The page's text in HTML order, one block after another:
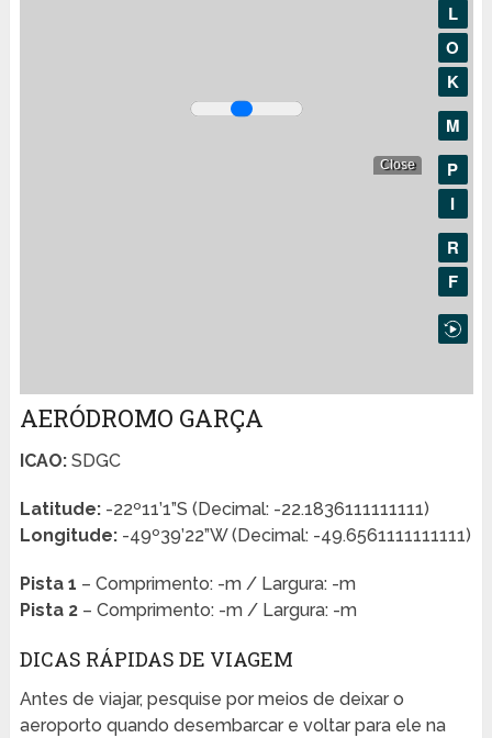
AERÓDROMO GARÇA
ICAO:SDGC
Latitude:-22º11’1”S (Decimal: -22.1836111111111)
Longitude:-49º39’22”W (Decimal: -49.6561111111111)
Pista 1 – Comprimento: -m / Largura: -m
Pista 2– Comprimento: -m / Largura: -m
DICAS RÁPIDAS DE VIAGEM
Antes de viajar, pesquise por meios de deixar o
aeroporto quando desembarcar e voltar para ele na